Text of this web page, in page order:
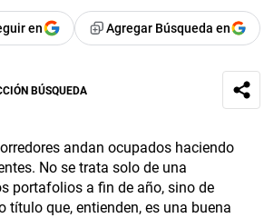
en Agregar Búsqueda en
BÚSQUEDA
andan ocupados haciendo
No se trata solo de una
portafolios a fin de año, sino de
título que, entienden, es una buena